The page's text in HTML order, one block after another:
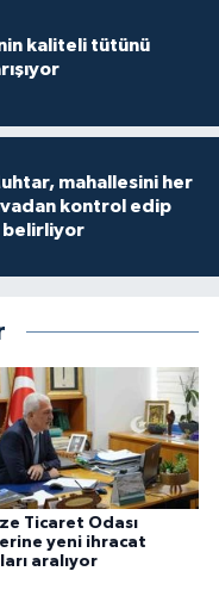
kaliteli tütünü
mahallesini her
kontrol edip
belirliyor
Ticaret Odası
yeni ihracat
aralıyor